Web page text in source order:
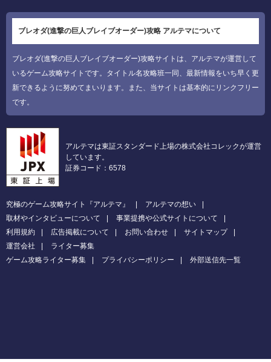
ブレオダ(進撃の巨人ブレイブオーダー)攻略 アルテマについて
ブレオダ(進撃の巨人ブレイブオーダー)攻略サイトは、アルテマが運営して
いるゲーム攻略サイトです。タイトル名攻略班一同、最新情報をいち早く更
新できるように努めてまいります。また、当サイトは基本的にリンクフリー
です。
アルテマは東証スタンダード上場の株式会社コレックが運営
しています。
証券コード：6578
究極のゲーム攻略サイト『アルテマ』
アルテマの想い
取材やインタビューについて
事業提携や公式サイトについて
利用規約
広告掲載について お問い合わせ
サイトマップ
運営会社
ライター募集
ゲーム攻略ライター募集
プライバシーポリシー 外部送信先一覧